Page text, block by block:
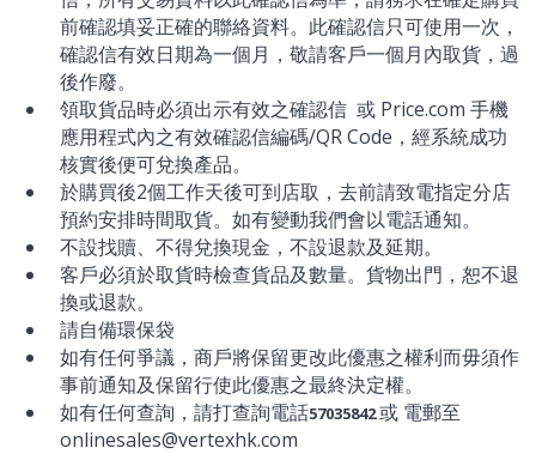
前確認填妥正確的聯絡資料。此確認信只可使用一次，
確認信有效日期為一個月，敬請客戶一個月內取貨，過
後作廢。
領取貨品時必須出示有效之確認信 或 Price.com 手機
應用程式內之有效確認信編碼/QR Code，經系統成功
核實後便可兌換產品。
於購買後2個工作天後可到店取，去前請致電指定分店
預約安排時間取貨。如有變動我們會以電話通知。
不設找贖、不得兌換現金，不設退款及延期。
客戶必須於取貨時檢查貨品及數量。貨物出門，恕不退
換或退款。
請自備環保袋
如有任何爭議，商戶將保留更改此優惠之權利而毋須作
事前通知及保留行使此優惠之最終決定權。
如有任何查詢，請打查詢電話57035842或 電郵至
onlinesales@vertexhk.com